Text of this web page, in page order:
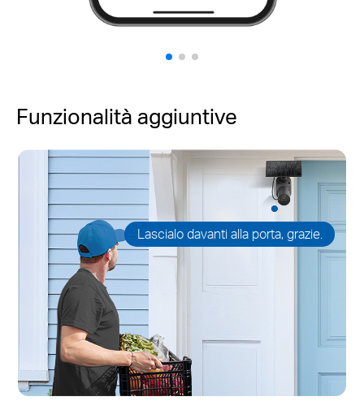
Funzionalità aggiuntive
Lascialo davanti alla porta, grazie.